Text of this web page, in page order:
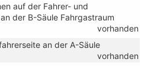
auf der Fahrer- und
der B-Säule Fahrgastraum
vorhanden
an der A-Säule
vorhanden